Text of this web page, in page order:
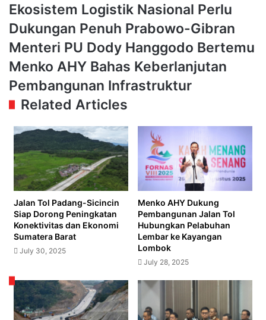
Ekosistem
Logistik
Nasional
Perlu
Dukungan
Penuh
Prabowo-
Gibran
Ekosistem Logistik Nasional Perlu
Dukungan Penuh Prabowo-Gibran
Menteri
Dody
Hanggodo
Bertemu
Menko
Bahas
Keberlanjutan
Pembangunan
Infrastruktur
Menteri PU Dody Hanggodo Bertemu
Menko AHY Bahas Keberlanjutan
Pembangunan Infrastruktur
Related Articles
Jalan Tol Padang-Sicincin
Siap Dorong Peningkatan
Konektivitas dan Ekonomi
Sumatera Barat
July 30, 2025
Menko AHY Dukung
Pembangunan Jalan Tol
Hubungkan Pelabuhan
Lembar ke Kayangan
Lombok
July 28, 2025